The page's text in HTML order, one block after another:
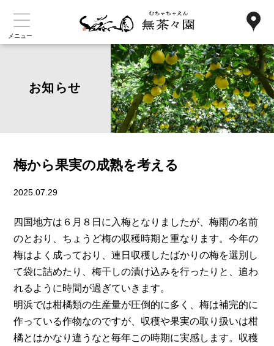
メニュー
お知らせ
梅から果実の成熟を考える
2025.07.29
四国地方は６月８日に入梅となりましたが、梅雨の名前
のとおり、ちょうど梅の収穫時期と重なります。今年の
梅はよく成っており、連日収穫したばかりの梅を選別し
て袋に詰めたり、梅干しの漬け込みを行ったりと、追わ
れるように時間が過ぎていきます。
明浜では柑橘類の生産量が圧倒的に多く、梅は補完的に
作っている作物なのですが、収穫や果実の取り扱いは柑
橘とはかなり違うなと毎年この時期に実感します。収穫